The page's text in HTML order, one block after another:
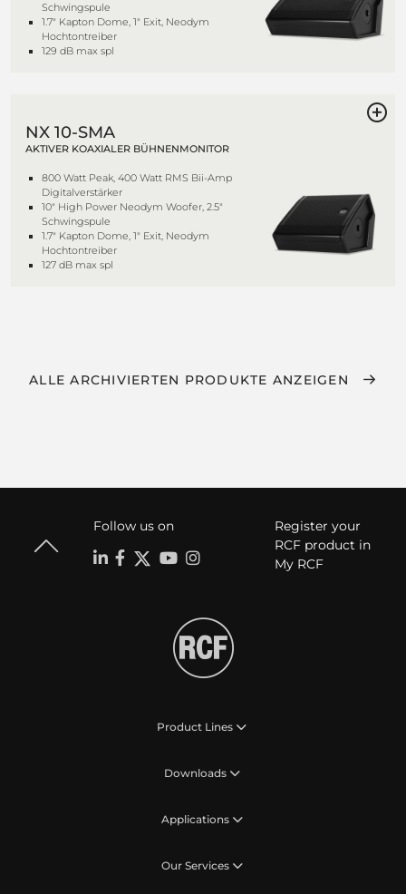
Schwingspule
1.7" Kapton Dome, 1" Exit, Neodym
Hochtontreiber
129 dB max spl
NX 10-SMA
AKTIVER KOAXIALER BÜHNENMONITOR
800 Watt Peak, 400 Watt RMS Bii-Amp
Digitalverstärker
10" High Power Neodym Woofer, 2.5"
Schwingspule
1.7" Kapton Dome, 1" Exit, Neodym
Hochtontreiber
127 dB max spl
ALLE ARCHIVIERTEN PRODUKTE ANZEIGEN
Follow us on
Register your
RCF product in
My RCF
Product Lines
Downloads
Applications
Our Services